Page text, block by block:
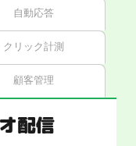
自動応答
クリック計測
顧客管理
配信